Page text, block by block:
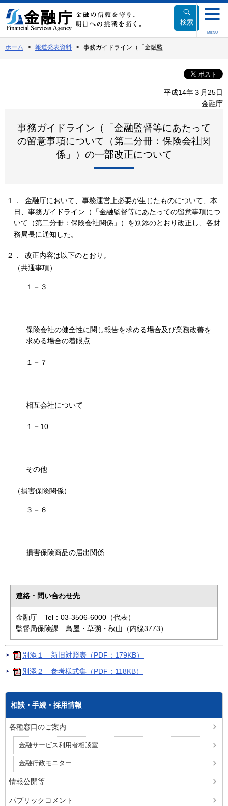
文
へ
動
検索
MENU
ホーム 報道発表資料 事務ガイドライン（「金融監…
平成14年３月25日
金融庁
事務ガイドライン（「金融監督等にあたって
の留意事項について（第二分冊：保険会社関
係」）の一部改正について
１． 金融庁において、事務運営上必要が生じたものについて、本
日、事務ガイドライン（「金融監督等にあたっての留意事項につ
いて（第二分冊：保険会社関係」）を別添のとおり改正し、各財
務局長に通知した。
２． 改正内容は以下のとおり。
（共通事項）
１－３
保険会社の健全性に関し報告を求める場合及び業務改善を
求める場合の着眼点
１－７
相互会社について
１－10
その他
（損害保険関係）
３－６
損害保険商品の届出関係
連絡・問い合わせ先
金融庁 Tel：03-3506-6000（代表）
監督局保険課
鳥屋・草彅・秋山（内線3773）
別添１ 新旧対照表（PDF：179KB）
別添２ 参考様式集（PDF：118KB）
相談・手続・採用情報
各種窓口のご案内
金融サービス利用者相談室
金融行政モニター
情報公開等
パブリックコメント